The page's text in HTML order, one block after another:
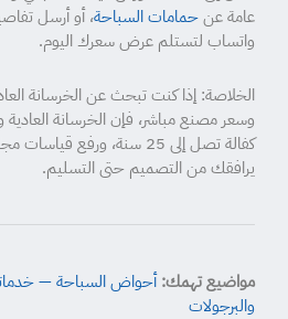
عامة عنحمامات السباحة، أو أرسل
واتساب لتستلم عرض سعرك اليوم.
الخلاصة: إذا كنت تبحث عن الخرسانة
وسعر مصنع مباشر، فإن الخرسانة
كفالة تصل إلى 25 سنة، ورفع
يرافقك من التصميم حتى التسليم.
مواضيع تهمك: أحواض السباحة —
والبرجولات